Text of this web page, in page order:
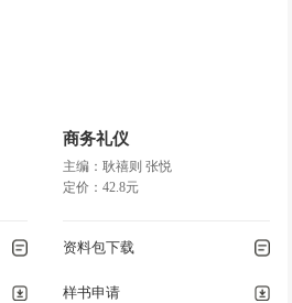
商务礼仪
主编：耿禧则 张悦
定价：42.8元
资料包下载
样书申请